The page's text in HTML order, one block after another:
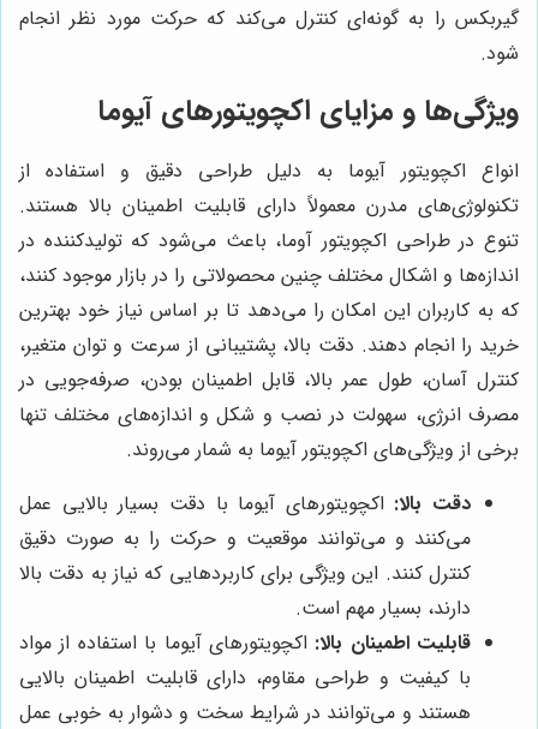
گیربکس را به گونه‌ای کنترل می‌کند که حرکت مورد نظر انجام
شود.
ویژگی‌ها و مزایای اکچویتورهای آیوما
انواع اکچویتور آیوما به دلیل طراحی دقیق و استفاده از
تکنولوژی‌های مدرن معمولاً دارای قابلیت اطمینان بالا هستند.
تنوع در طراحی اکچویتور آوما، باعث می‌شود که تولیدکننده در
اندازه‌ها و اشکال مختلف چنین محصولاتی را در بازار موجود کنند،
که به کاربران این امکان را می‌دهد تا بر اساس نیاز خود بهترین
خرید را انجام دهند. دقت بالا، پشتیبانی از سرعت و توان متغیر،
کنترل آسان، طول عمر بالا، قابل اطمینان بودن، صرفه‌جویی در
مصرف انرژی، سهولت در نصب و شکل و اندازه‌های مختلف تنها
برخی از ویژگی‌های اکچویتور آیوما به شمار می‌روند.
دقت بالا: اکچویتورهای آیوما با دقت بسیار بالایی عمل
می‌کنند و می‌توانند موقعیت و حرکت را به صورت دقیق
کنترل کنند. این ویژگی برای کاربردهایی که نیاز به دقت بالا
دارند، بسیار مهم است.
قابلیت اطمینان بالا: اکچویتورهای آیوما با استفاده از مواد
با کیفیت و طراحی مقاوم، دارای قابلیت اطمینان بالایی
هستند و می‌توانند در شرایط سخت و دشوار به خوبی عمل